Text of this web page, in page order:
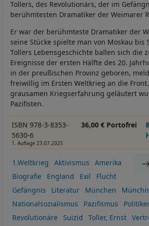
Tollers, des Revolutionärs, der im
berühmtesten Dramatiker der Weimarer
Er war der berühmteste Dramatiker der
seine Stücke spielte man von Moskau bis
Tollers Lebensgeschichte ballen sich die
Ereignisse der ersten Hälfte des 20.
in der preußischen Provinz geboren,
freiwillig im Ersten Weltkrieg an die
grausamen Kriegserfahrung geläutert
Pazifisten.
ISBN 978-3-8353-
5630-6
1. Auflage 23.07.2025
36,00 € Portofrei
1.Weltkrieg Aktivismus
Amerika
Biografie
England Exil
Flucht
Gefängnis
Literatur München
Nationalsozialismus
Pazifismus
Revolutionäre
Suizid Toller, Ernst